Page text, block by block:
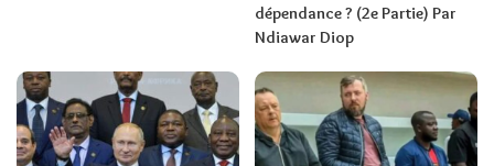
dépendance ? (2e Partie) Par
Ndiawar Diop